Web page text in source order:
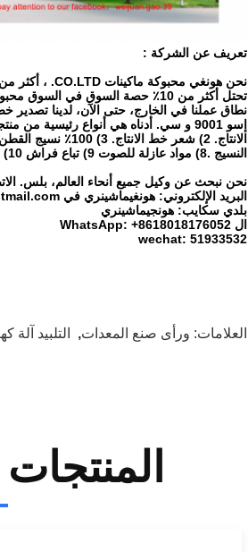
تعريف عن الشركة :
نحن هونغي محبوكة ماكينات CO.LTD.
، أكثر من 10 سنوات في الصين، حول 100 العمال، 5000m2 ورشة عمل
نطاق عملنا في الخارج، حتى الآن، لدينا تصدير
إسو 9001 و سي. أدناه هي أنواع رئيسية من منتجاتنا، والتي قد تعرف أنفسكم مع بعض العناصر نحن التعامل: 1
النسيج .8) مواد عازلة للصوت 9) تباع فراش 10) فراش جوز الهند
نحن نبحث عن وكيل جميع أنحاء العالم، بلس.
البريد الإلكتروني: هونغيماشينري في hotmail.com
بلدي سكايب: هونجيماشينري
ال WhatsApp: +8618018176052
wechat: 51933532
العلامات: ورأى صنع المعدات, التلبيد آلة